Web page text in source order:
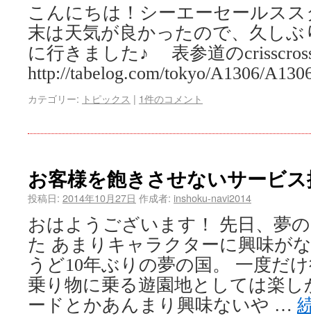
こんにちは！シーエーセールス
末は天気が良かったので、久し
に行きました♪ 表参道の
http://tabelog.com/tokyo/A1306/
カテゴリー: トピックス | 1件のコメント
お客様を飽きさせないサービ
投稿日: 2014年10月27日 作成者: inshoku-navi2014
おはようございます！ 先日、夢
た あまりキャラクターに興味が
うど10年ぶりの夢の国。 一度だ
乗り物に乗る遊園地としては楽
ードとかあんまり興味ないや …